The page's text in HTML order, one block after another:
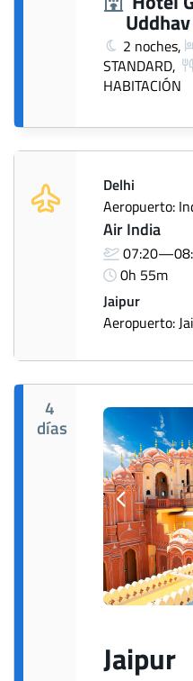
Uddhav
2 noches,
STANDARD,
HABITACIÓN
Delhi
Aeropuerto:
Air India
0h 55m
Jaipur
Aeropuerto:
4
días
Jaipur